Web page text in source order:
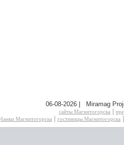
06-08-2026 | Miramag
сайты Магнитогорска
банки Магнитогорска
гостиницы Магнитогорска